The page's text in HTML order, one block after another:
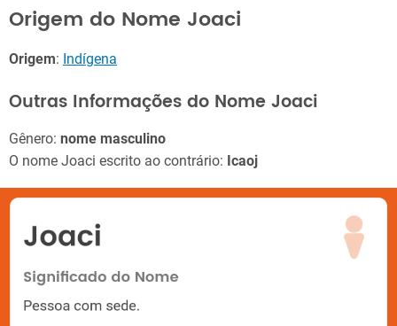
Origem do Nome Joaci
Origem: Indígena
Outras Informações do Nome Joaci
Gênero: nome masculino
O nome Joaci escrito ao contrário: Icaoj